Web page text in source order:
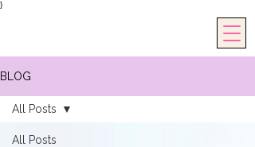
}
BLOG
All Posts
All Posts